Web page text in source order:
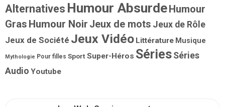
Alternatives Humour AbsurdeHumour
Gras Humour Noir Jeux de mots Jeux de Rôle
Jeux de Société Jeux Vidéo Littérature Musique
Mythologie Pour filles SportSuper-Héros Séries Séries
Audio Youtube